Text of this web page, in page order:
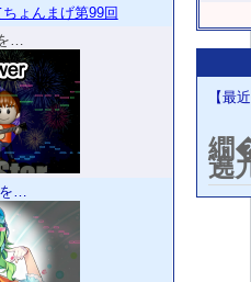
ょんまげ第99回
…
…
【最
繝
遶